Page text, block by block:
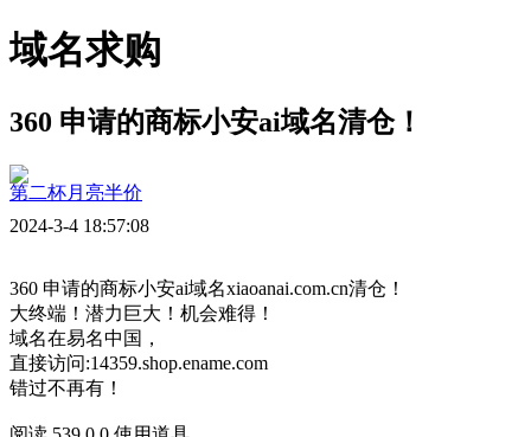
域名求购
360 申请的商标小安ai域名清仓！
第二杯月亮半价
2024-3-4 18:57:08
360 申请的商标小安ai域名xiaoanai.com.cn清仓！
大终端！潜力巨大！机会难得！
域名在易名中国，
直接访问:14359.shop.ename.com
错过不再有！